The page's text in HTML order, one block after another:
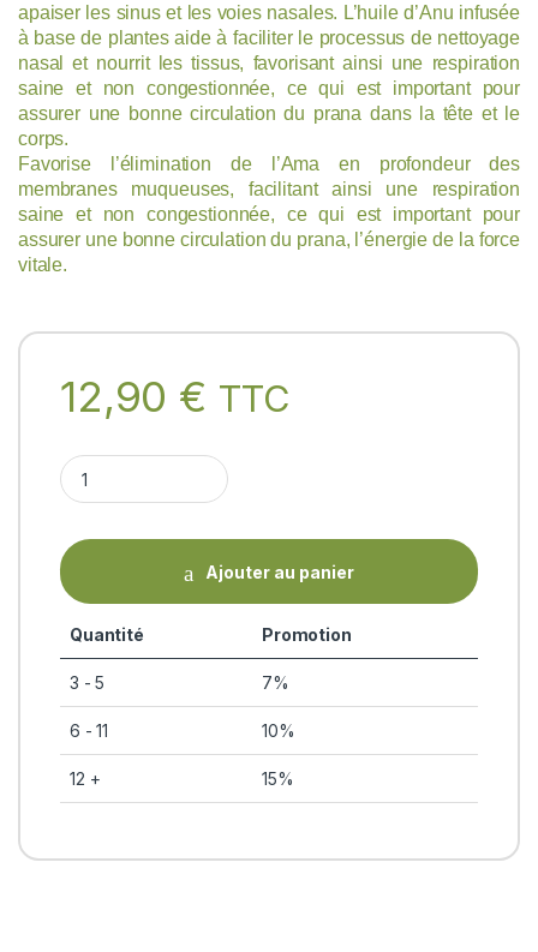
apaiser les sinus et les voies nasales. L’huile d’Anu infusée
à base de plantes aide à faciliter le processus de nettoyage
nasal et nourrit les tissus, favorisant ainsi une respiration
saine et non congestionnée, ce qui est important pour
assurer une bonne circulation du prana dans la tête et le
corps.
Favorise l’élimination de l’Ama en profondeur des
membranes muqueuses, facilitant ainsi une respiration
saine et non congestionnée, ce qui est important pour
assurer une bonne circulation du prana, l’énergie de la force
vitale.
12,90 € TTC
ANU Tailam 30ml (Nasya oil) Prana Ayurveda quantity
Ajouter au panier
Quantité Promotion
3 - 5 7%
6 - 11 10%
12 + 15%